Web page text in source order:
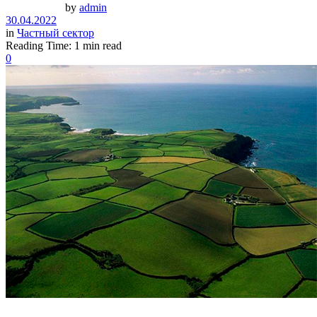
by admin
30.04.2022
in Частный сектор
Reading Time: 1 min read
0